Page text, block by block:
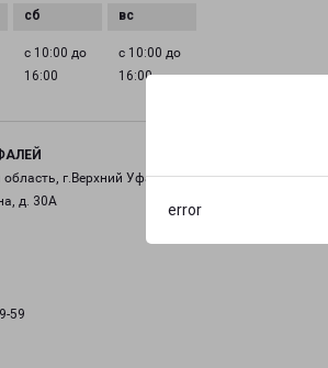
error
с 10:00 до
16:00
с 10:00 до
16:00
область, г.Верхний Уфалей,
д. 30А
59